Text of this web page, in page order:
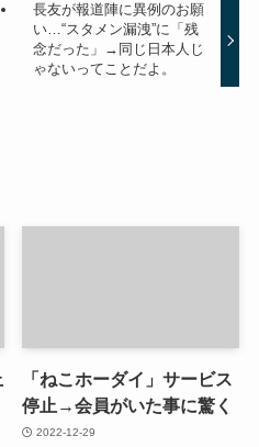
長友が報道陣に異例のお願
い…“スタメン漏洩”に「残
念だった」→同じ日本人じ
ゃないってことだよ。
「ねこホーダイ」サービス
停止→会員がいた事に驚く
2022-12-29